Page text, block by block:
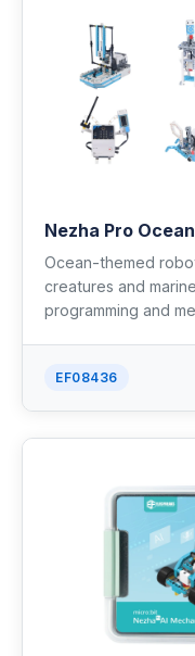
Nezha Pro
Ocean-themed
creatures and
programming and
EF08436